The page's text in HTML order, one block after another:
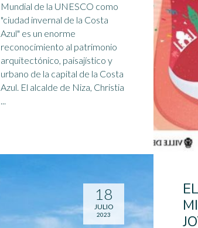
Mundial de la UNESCO como
"ciudad invernal de la Costa
Azul" es un enorme
reconocimiento al patrimonio
arquitectónico, paisajístico y
urbano de la capital de la Costa
Azul. El alcalde de Niza, Christia
...
18
JULIO
2023